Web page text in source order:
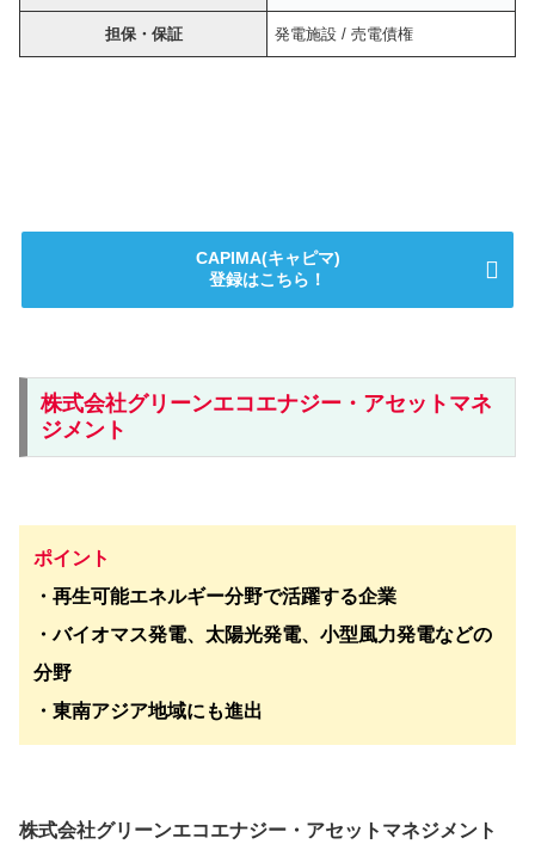
担保・保証 発電施設 / 売電債権
CAPIMA(キャピマ)
登録はこちら！
株式会社グリーンエコエナジー・アセットマネ
ジメント
ポイント
・再生可能エネルギー分野で活躍する企業
・バイオマス発電、太陽光発電、小型風力発電などの
分野
・東南アジア地域にも進出
株式会社グリーンエコエナジー・アセットマネジメント